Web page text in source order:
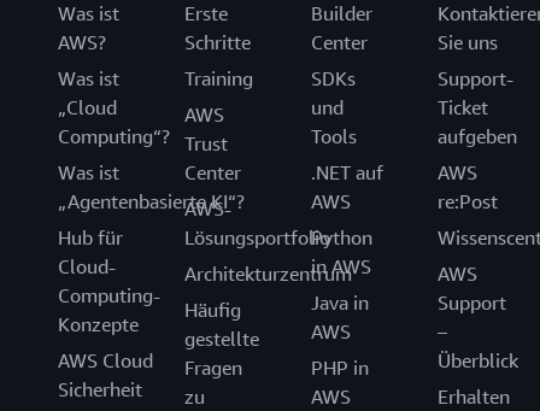
Was ist
AWS?
Was ist
„Cloud
Computing“?
Was ist
„Agentenbasierte KI“?
Hub für
Cloud-
Computing-
Konzepte
AWS Cloud
Sicherheit
Erste
Schritte
Training
AWS
Trust
Center
AWS-
Lösungsportfolio
Architekturzentrum
Häufig
gestellte
Fragen
zu
Builder
Center
SDKs
und
Tools
.NET auf
AWS
Python
in AWS
Java in
AWS
PHP in
AWS
Sie uns
Support-
Ticket
aufgeben
AWS
re:Post
AWS
Support
–
Überblick
Erhalten